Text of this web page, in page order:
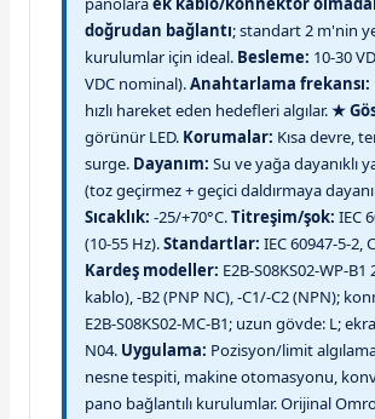
doğrudan bağlantı; standart 2 m'nin
kurulumlar için ideal. Besleme: 10-30
VDC nominal).Anahtarlama frekansı:
hızlı hareket eden hedefleri algılar.★
görünür LED. Korumalar: Kısa devre,
surge. Dayanım: Su ve yağa dayanıklı
(toz geçirmez + geçici daldırmaya
Sıcaklık: -25/+70°C.Titreşim/şok: IEC
(10-55 Hz).Standartlar: IEC 60947-5-2,
Kardeş modeller: E2B-S08KS02-WP-B1
kablo), -B2 (PNP NC), -C1/-C2 (NPN);
E2B-S08KS02-MC-B1; uzun gövde: L;
N04. Uygulama: Pozisyon/limit
nesne tespiti, makine otomasyonu,
pano bağlantılı kurulumlar. Orijinal